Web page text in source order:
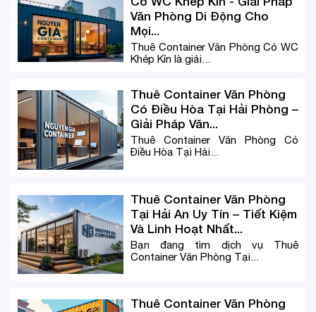
Văn Phòng Di Động Cho
Mọi...
Thuê Container Văn Phòng Có WC
Khép Kín là giải...
Thuê Container Văn Phòng
Có Điều Hòa Tại Hải Phòng –
Giải Pháp Văn...
Thuê Container Văn Phòng Có
Điều Hòa Tại Hải...
Thuê Container Văn Phòng
Tại Hải An Uy Tín – Tiết Kiệm
Và Linh Hoạt Nhất...
Bạn đang tìm dịch vụ Thuê
Container Văn Phòng Tại...
Thuê Container Văn Phòng